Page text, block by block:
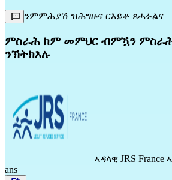
ንምምሕያሽ ዝሕግዙና ርእይቶ ጸሓፉልና
ምስራሕ ከም መምህር ብምዃን ምስራሕ
ንኽትክእሉ
ኣዳላዊ JRS France
ans